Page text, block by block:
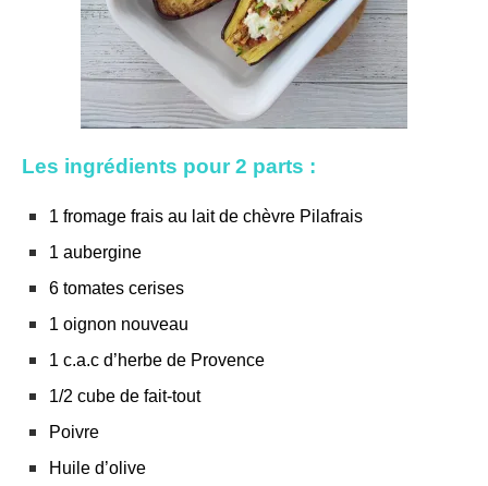
Les ingrédients pour 2 parts :
1 fromage frais au lait de chèvre Pilafrais
1 aubergine
6 tomates cerises
1 oignon nouveau
1 c.a.c d’herbe de Provence
1/2 cube de fait-tout
Poivre
Huile d’olive